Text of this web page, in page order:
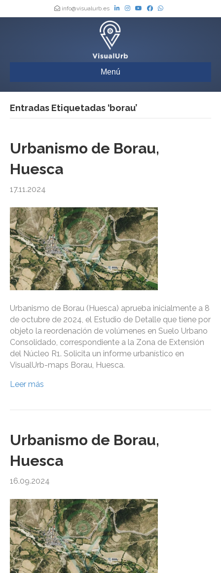
info@visualurb.es
Menú
Entradas Etiquetadas ‘borau’
Urbanismo de Borau,
Huesca
17.11.2024
Urbanismo de Borau (Huesca) aprueba inicialmente a 8
de octubre de 2024, el Estudio de Detalle que tiene por
objeto la reordenación de volúmenes en Suelo Urbano
Consolidado, correspondiente a la Zona de Extensión
del Núcleo R1. Solicita un informe urbanístico en
VisualUrb-maps Borau, Huesca.
Leer más
Urbanismo de Borau,
Huesca
16.09.2024